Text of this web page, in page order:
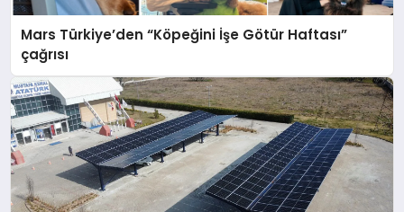
Mars Türkiye’den “Köpeğini İşe Götür Haftası”
çağrısı